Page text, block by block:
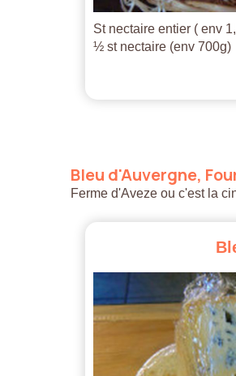
St nectaire entier ( env
½ st nectaire (env 700g)
Bleu d'Auvergne,
Ferme d'Aveze ou c'est la